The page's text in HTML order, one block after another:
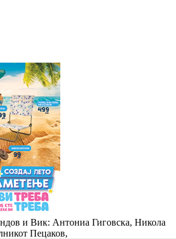
и Вик: Антониа Гиговска, Никола
Пецаков,